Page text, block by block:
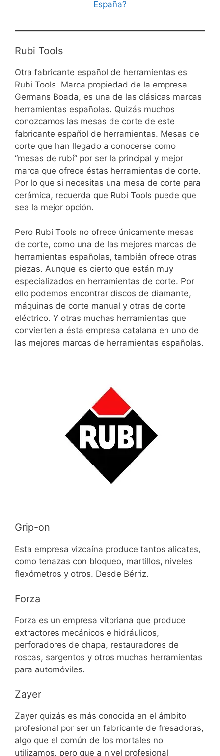
España?
Rubi Tools
Otra fabricante español de herramientas es
Rubi Tools. Marca propiedad de la empresa
Germans Boada, es una de las clásicas marcas
herramientas españolas. Quizás muchos
conozcamos las mesas de corte de este
fabricante español de herramientas. Mesas de
corte que han llegado a conocerse como
“mesas de rubí” por ser la principal y mejor
marca que ofrece éstas herramientas de corte.
Por lo que si necesitas una mesa de corte para
cerámica, recuerda que Rubi Tools puede que
sea la mejor opción.
Pero Rubi Tools no ofrece únicamente mesas
de corte, como una de las mejores marcas de
herramientas españolas, también ofrece otras
piezas. Aunque es cierto que están muy
especializados en herramientas de corte. Por
ello podemos encontrar discos de diamante,
máquinas de corte manual y otras de corte
eléctrico. Y otras muchas herramientas que
convierten a ésta empresa catalana en uno de
las mejores marcas de herramientas españolas.
Grip-on
Esta empresa vizcaína produce tantos alicates,
como tenazas con bloqueo, martillos, niveles
flexómetros y otros. Desde Bérriz.
Forza
Forza es un empresa vitoriana que produce
extractores mecánicos e hidráulicos,
perforadores de chapa, restauradores de
roscas, sargentos y otros muchas herramientas
para automóviles.
Zayer
Zayer quizás es más conocida en el ámbito
profesional por ser un fabricante de fresadoras,
algo que el común de los mortales no
utilizamos, pero que a nivel profesional